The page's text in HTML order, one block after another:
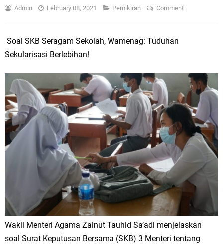
Admin February 08, 2021 Pemikiran Comment
Soal SKB Seragam Sekolah, Wamenag: Tuduhan
Sekularisasi Berlebihan!
Wakil Menteri Agama Zainut Tauhid Sa’adi menjelaskan
soal Surat Keputusan Bersama (SKB) 3 Menteri tentang